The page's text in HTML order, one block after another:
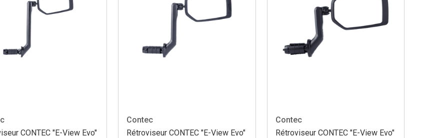
CONTEC "E-View Evo"
Contec
Rétroviseur CONTEC "E-View Evo"
Contec
Rétroviseur CONTEC "E-View Evo"